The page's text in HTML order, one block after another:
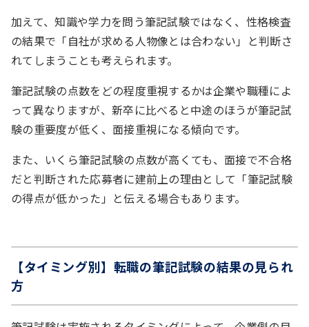
加えて、知識や学力を問う筆記試験ではなく、性格検査
の結果で「自社が求める人物像とは合わない」と判断さ
れてしまうことも考えられます。
筆記試験の点数をどの程度重視するかは企業や職種によ
って異なりますが、新卒に比べると中途のほうが筆記試
験の重要度が低く、面接重視になる傾向です。
また、いくら筆記試験の点数が高くても、面接で不合格
だと判断された応募者に建前上の理由として「筆記試験
の得点が低かった」と伝える場合もあります。
【タイミング別】転職の筆記試験の結果の見られ
方